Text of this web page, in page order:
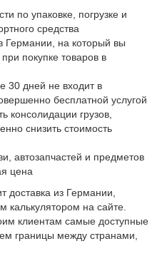
по упаковке, погрузке и
средства
на который вы
покупке товаров в
30 дней не входит в
бесплатной услугой
консолидации грузов,
снизить стоимость
автозапчастей и предметов
цена
доставка из Германии,
калькулятором на сайте.
клиентам самые доступные
границы между странами,